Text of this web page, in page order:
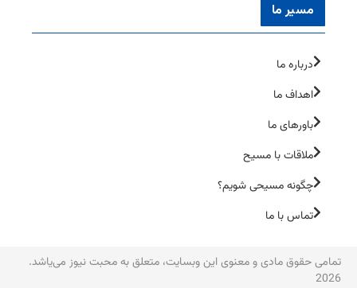
مسیر ما
درباره ما
اهداف ما
باورهای ما
ملاقات با مسیح
چگونه مسیحی شویم؟
تماس با ما
تمامی حقوق مادی و معنوی این وبسایت، متعلق به محبت نیوز می‌یاشد.
2026